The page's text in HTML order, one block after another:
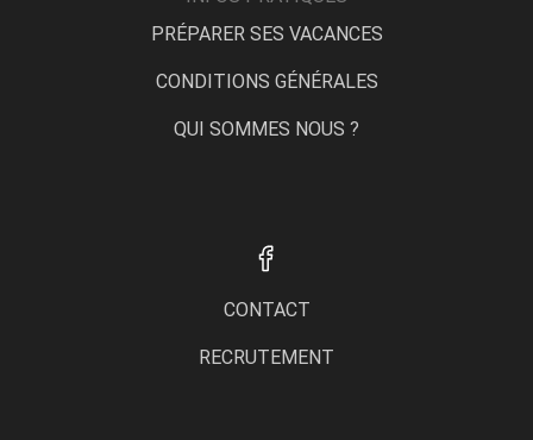
PRÉPARER SES VACANCES
CONDITIONS GÉNÉRALES
QUI SOMMES NOUS ?
CONTACT
RECRUTEMENT